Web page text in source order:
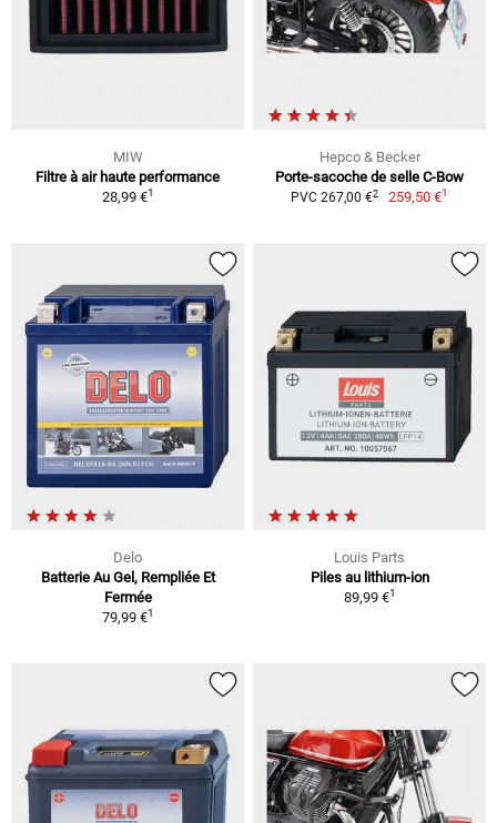
MIW
Filtre à air haute performance
28,99 €1
Hepco & Becker
Porte-sacoche de selle C-Bow
PVC 267,00 €2 259,50 €1
Delo
Batterie Au Gel, Rempliée Et
Fermée
79,99 €1
Louis Parts
Piles au lithium-ion
89,99 €1